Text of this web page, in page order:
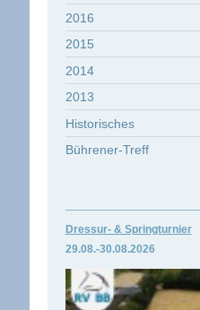
2016
2015
2014
2013
Historisches
Bührener-Treff
Dressur- & Springturnier
29.08.-30.08.2026